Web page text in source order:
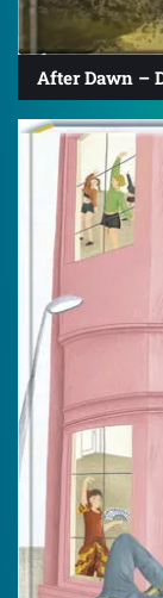
After Dawn –